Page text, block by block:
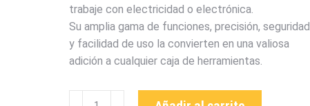
trabaje con electricidad o electrónica.
Su amplia gama de funciones, precisión, seguridad
y facilidad de uso la convierten en una valiosa
adición a cualquier caja de herramientas.
UT206B